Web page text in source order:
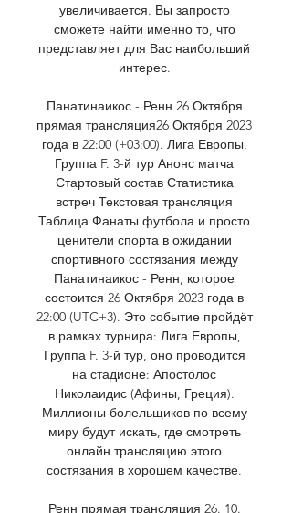
увеличивается. Вы запросто
сможете найти именно то, что
представляет для Вас наибольший
интерес.
Панатинаикос - Ренн 26 Октября
прямая трансляция26 Октября 2023
года в 22:00 (+03:00). Лига Европы,
Группа F. 3-й тур Анонс матча
Стартовый состав Статистика
встреч Текстовая трансляция
Таблица Фанаты футбола и просто
ценители спорта в ожидании
спортивного состязания между
Панатинаикос - Ренн, которое
состоится 26 Октября 2023 года в
22:00 (UTC+3). Это событие пройдёт
в рамках турнира: Лига Европы,
Группа F. 3-й тур, оно проводится
на стадионе: Апостолос
Николаидис (Афины, Греция).
Миллионы болельщиков по всему
миру будут искать, где смотреть
онлайн трансляцию этого
состязания в хорошем качестве.
Ренн прямая трансляция 26. 10.